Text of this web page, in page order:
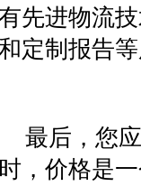
先进物流
定制报告
最后，您应
，价格是